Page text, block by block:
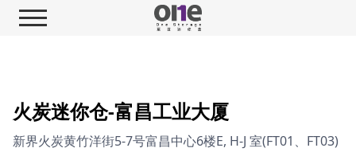
火炭迷你仓-富昌工业大厦
新界火炭黄竹洋街5-7号富昌中心6楼E, H-J 室(FT01、FT03)